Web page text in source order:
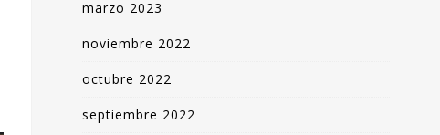
marzo 2023
noviembre 2022
octubre 2022
septiembre 2022